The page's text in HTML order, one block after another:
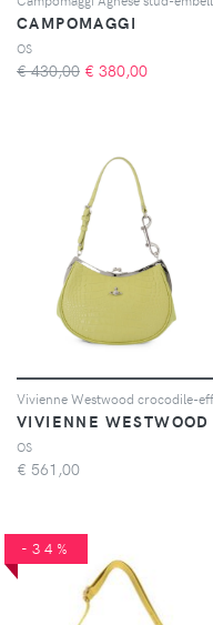
CAMPOMAGGI
OS
€ 430,00 € 380,00
VIVIENNE WESTWOOD
OS
€ 561,00
-34%